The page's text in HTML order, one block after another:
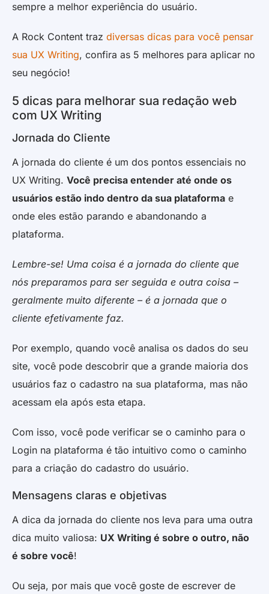
sempre a melhor experiência do usuário.
A Rock Content traz diversas dicas para você pensar
sua UX Writing, confira as 5 melhores para aplicar no
seu negócio!
5 dicas para melhorar sua redação web
com UX Writing
Jornada do Cliente
A jornada do cliente é um dos pontos essenciais no
UX Writing. Você precisa entender até onde os
usuários estão indo dentro da sua plataforma e
onde eles estão parando e abandonando a
plataforma.
Lembre-se! Uma coisa é a jornada do cliente que
nós preparamos para ser seguida e outra coisa –
geralmente muito diferente – é a jornada que o
cliente efetivamente faz.
Por exemplo, quando você analisa os dados do seu
site, você pode descobrir que a grande maioria dos
usuários faz o cadastro na sua plataforma, mas não
acessam ela após esta etapa.
Com isso, você pode verificar se o caminho para o
Login na plataforma é tão intuitivo como o caminho
para a criação do cadastro do usuário.
Mensagens claras e objetivas
A dica da jornada do cliente nos leva para uma outra
dica muito valiosa: UX Writing é sobre o outro, não
é sobre você!
Ou seja, por mais que você goste de escrever de